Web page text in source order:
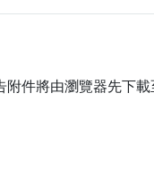
件將由瀏覽器先下